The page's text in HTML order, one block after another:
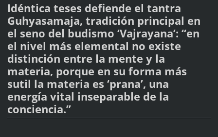
Idéntica teses defiende el tantra
Guhyasamaja, tradición principal en
el seno del budismo ‘Vajrayana’: “en
el nivel más elemental no existe
distinción entre la mente y la
materia, porque en su forma más
sutil la materia es ‘prana’, una
energía vital inseparable de la
conciencia.”